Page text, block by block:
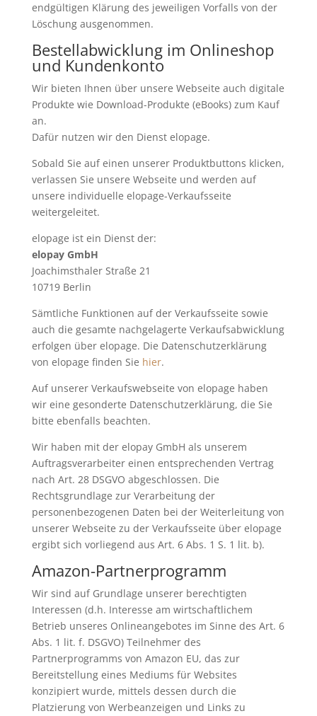
endgültigen Klärung des jeweiligen Vorfalls von der
Löschung ausgenommen.
Bestellabwicklung im Onlineshop
und Kundenkonto
Wir bieten Ihnen über unsere Webseite auch digitale
Produkte wie Download-Produkte (eBooks) zum Kauf
an.
Dafür nutzen wir den Dienst elopage.
Sobald Sie auf einen unserer Produktbuttons klicken,
verlassen Sie unsere Webseite und werden auf
unsere individuelle elopage-Verkaufsseite
weitergeleitet.
elopage ist ein Dienst der:
elopay GmbH
Joachimsthaler Straße 21
10719 Berlin
Sämtliche Funktionen auf der Verkaufsseite sowie
auch die gesamte nachgelagerte Verkaufsabwicklung
erfolgen über elopage. Die Datenschutzerklärung
von elopage finden Sie hier.
Auf unserer Verkaufswebseite von elopage haben
wir eine gesonderte Datenschutzerklärung, die Sie
bitte ebenfalls beachten.
Wir haben mit der elopay GmbH als unserem
Auftragsverarbeiter einen entsprechenden Vertrag
nach Art. 28 DSGVO abgeschlossen. Die
Rechtsgrundlage zur Verarbeitung der
personenbezogenen Daten bei der Weiterleitung von
unserer Webseite zu der Verkaufsseite über elopage
ergibt sich vorliegend aus Art. 6 Abs. 1 S. 1 lit. b).
Amazon-Partnerprogramm
Wir sind auf Grundlage unserer berechtigten
Interessen (d.h. Interesse am wirtschaftlichem
Betrieb unseres Onlineangebotes im Sinne des Art. 6
Abs. 1 lit. f. DSGVO) Teilnehmer des
Partnerprogramms von Amazon EU, das zur
Bereitstellung eines Mediums für Websites
konzipiert wurde, mittels dessen durch die
Platzierung von Werbeanzeigen und Links zu